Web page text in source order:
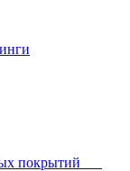
покрытий